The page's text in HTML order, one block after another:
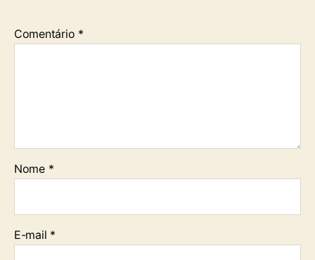
Comentário *
Nome *
E-mail *